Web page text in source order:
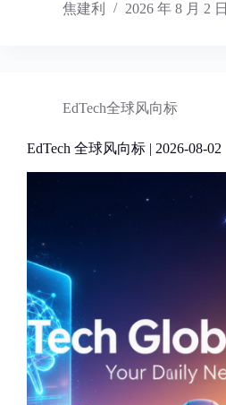
焦建利
2026 年 8 月 2 日
EdTech全球风向标
EdTech 全球风向标 | 2026-08-02